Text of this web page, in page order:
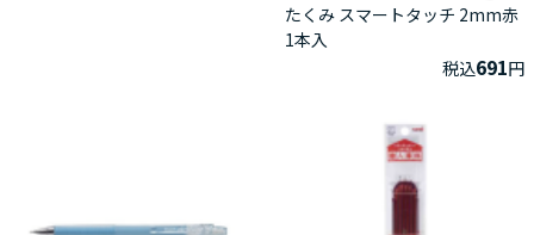
たくみ スマートタッチ 2mm赤
1本入
税込691円